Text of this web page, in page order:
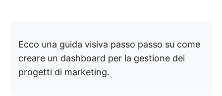
Ecco una guida visiva passo passo su come
creare un dashboard per la gestione dei
progetti di marketing.